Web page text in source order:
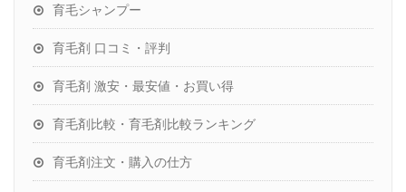
育毛シャンプー
育毛剤 口コミ・評判
育毛剤 激安・最安値・お買い得
育毛剤比較・育毛剤比較ランキング
育毛剤注文・購入の仕方